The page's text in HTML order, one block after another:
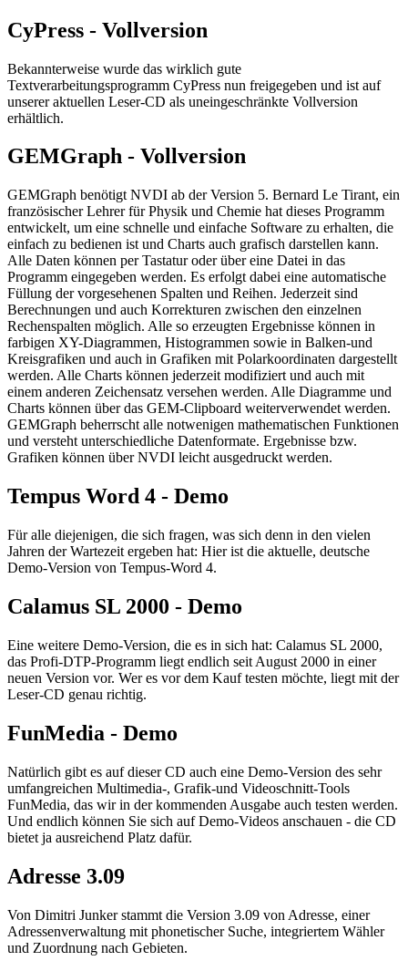
CyPress - Vollversion
Bekannterweise wurde das wirklich gute
Textverarbeitungsprogramm CyPress nun freigegeben und ist auf
unserer aktuellen Leser-CD als uneingeschränkte Vollversion
erhältlich.
GEMGraph - Vollversion
GEMGraph benötigt NVDI ab der Version 5. Bernard Le Tirant, ein
französischer Lehrer für Physik und Chemie hat dieses Programm
entwickelt, um eine schnelle und einfache Software zu erhalten, die
einfach zu bedienen ist und Charts auch grafisch darstellen kann.
Alle Daten können per Tastatur oder über eine Datei in das
Programm eingegeben werden. Es erfolgt dabei eine automatische
Füllung der vorgesehenen Spalten und Reihen. Jederzeit sind
Berechnungen und auch Korrekturen zwischen den einzelnen
Rechenspalten möglich. Alle so erzeugten Ergebnisse können in
farbigen XY-Diagrammen, Histogrammen sowie in Balken-und
Kreisgrafiken und auch in Grafiken mit Polarkoordinaten dargestellt
werden. Alle Charts können jederzeit modifiziert und auch mit
einem anderen Zeichensatz versehen werden. Alle Diagramme und
Charts können über das GEM-Clipboard weiterverwendet werden.
GEMGraph beherrscht alle notwenigen mathematischen Funktionen
und versteht unterschiedliche Datenformate. Ergebnisse bzw.
Grafiken können über NVDI leicht ausgedruckt werden.
Tempus Word 4 - Demo
Für alle diejenigen, die sich fragen, was sich denn in den vielen
Jahren der Wartezeit ergeben hat: Hier ist die aktuelle, deutsche
Demo-Version von Tempus-Word 4.
Calamus SL 2000 - Demo
Eine weitere Demo-Version, die es in sich hat: Calamus SL 2000,
das Profi-DTP-Programm liegt endlich seit August 2000 in einer
neuen Version vor. Wer es vor dem Kauf testen möchte, liegt mit der
Leser-CD genau richtig.
FunMedia - Demo
Natürlich gibt es auf dieser CD auch eine Demo-Version des sehr
umfangreichen Multimedia-, Grafik-und Videoschnitt-Tools
FunMedia, das wir in der kommenden Ausgabe auch testen werden.
Und endlich können Sie sich auf Demo-Videos anschauen - die CD
bietet ja ausreichend Platz dafür.
Adresse 3.09
Von Dimitri Junker stammt die Version 3.09 von Adresse, einer
Adressenverwaltung mit phonetischer Suche, integriertem Wähler
und Zuordnung nach Gebieten.